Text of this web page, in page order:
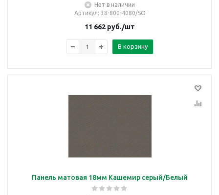
Нет в наличии
Артикул: 38-800-4080/SO
11 662 руб./шт
В корзину
Панель матовая 18мм Кашемир серый/Белый